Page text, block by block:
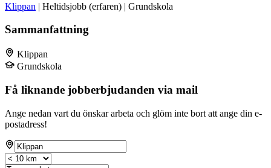
Klippan | Heltidsjobb (erfaren) | Grundskola
Sammanfattning
Klippan
Grundskola
Få liknande jobberbjudanden via mail
Ange nedan vart du önskar arbeta och glöm inte bort att ange din e-
postadress!